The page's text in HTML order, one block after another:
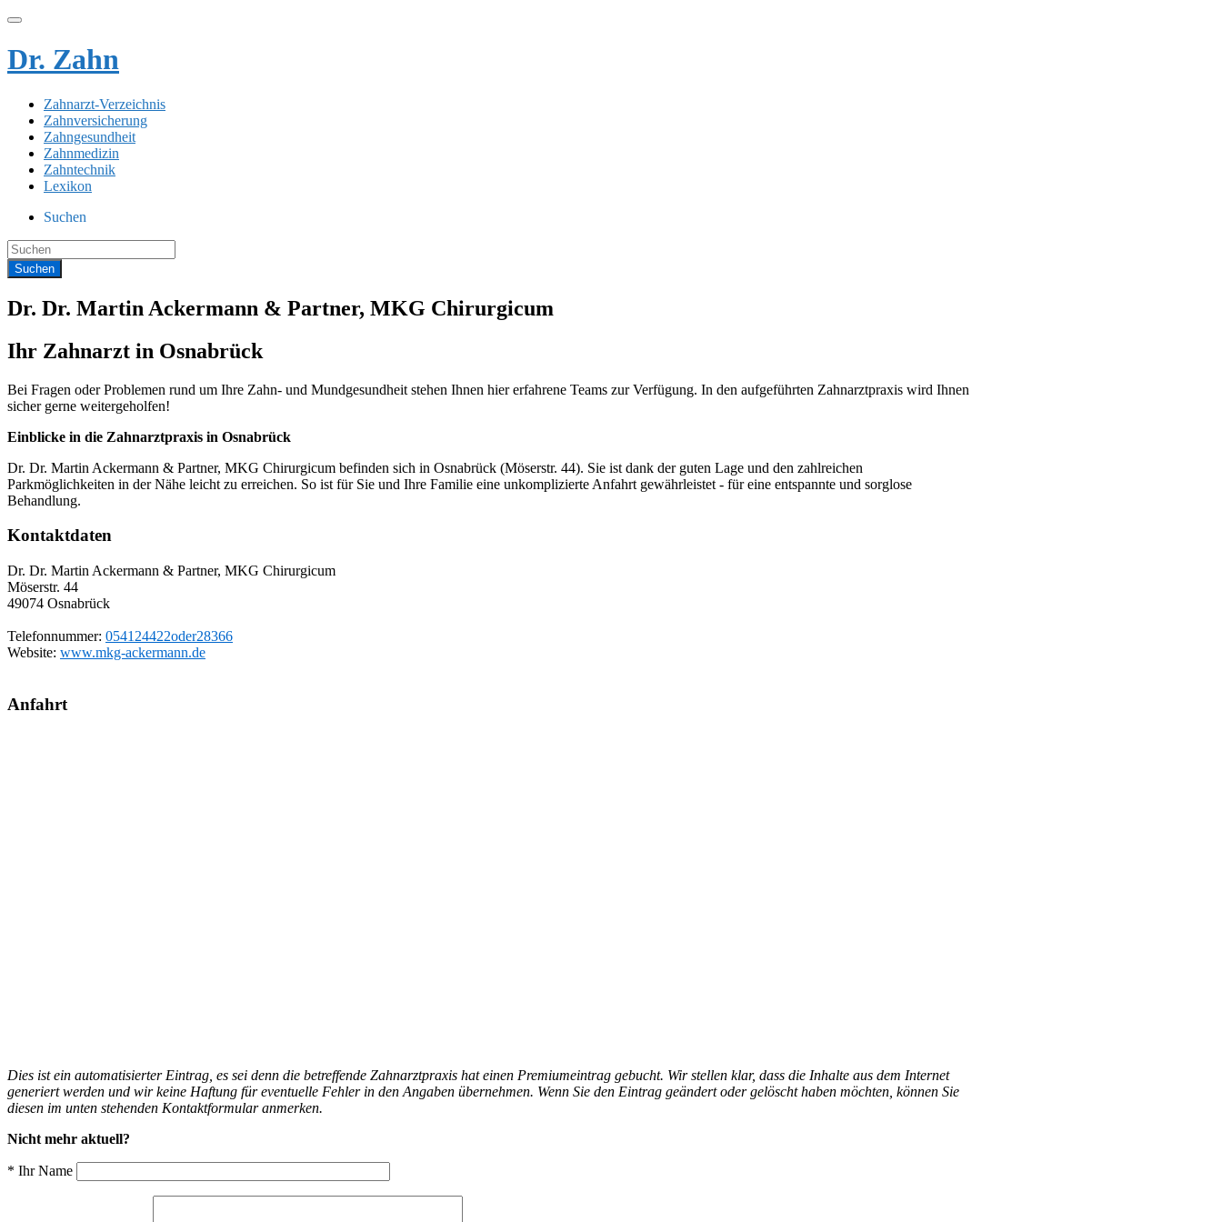
Dr. Zahn
Zahnarzt-Verzeichnis
Zahnversicherung
Zahngesundheit
Zahnmedizin
Zahntechnik
Lexikon
Suchen
Dr. Dr. Martin Ackermann & Partner, MKG Chirurgicum
Ihr Zahnarzt in Osnabrück
Bei Fragen oder Problemen rund um Ihre Zahn- und Mundgesundheit stehen Ihnen hier erfahrene Teams zur Verfügung. In den aufgeführten Zahnarztpraxis wird Ihnen
sicher gerne weitergeholfen!
Einblicke in die Zahnarztpraxis in Osnabrück
Dr. Dr. Martin Ackermann & Partner, MKG Chirurgicum befinden sich in Osnabrück (Möserstr. 44). Sie ist dank der guten Lage und den zahlreichen
Parkmöglichkeiten in der Nähe leicht zu erreichen. So ist für Sie und Ihre Familie eine unkomplizierte Anfahrt gewährleistet - für eine entspannte und sorglose
Behandlung.
Kontaktdaten
Dr. Dr. Martin Ackermann & Partner, MKG Chirurgicum
Möserstr. 44
49074 Osnabrück
Telefonnummer: 054124422oder28366
Website: www.mkg-ackermann.de
Anfahrt
Dies ist ein automatisierter Eintrag, es sei denn die betreffende Zahnarztpraxis hat einen Premiumeintrag gebucht. Wir stellen klar, dass die Inhalte aus dem Internet
generiert werden und wir keine Haftung für eventuelle Fehler in den Angaben übernehmen. Wenn Sie den Eintrag geändert oder gelöscht haben möchten, können Sie
diesen im unten stehenden Kontaktformular anmerken.
Nicht mehr aktuell?
* Ihr Name